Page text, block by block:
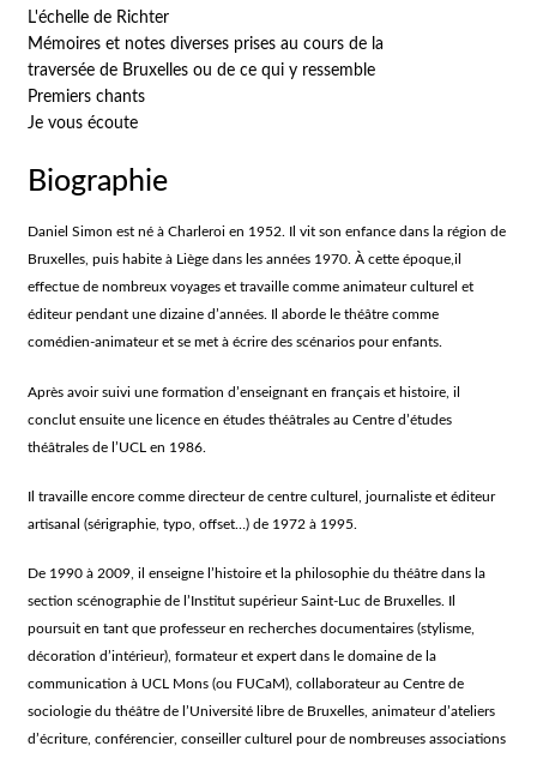
L'échelle de Richter
Mémoires et notes diverses prises au cours de la
traversée de Bruxelles ou de ce qui y ressemble
Premiers chants
Je vous écoute
Biographie
Daniel Simon est né à Charleroi en 1952. Il vit son enfance dans la région de
Bruxelles, puis habite à Liège dans les années 1970. À cette époque,il
effectue de nombreux voyages et travaille comme animateur culturel et
éditeur pendant une dizaine d’années. Il aborde le théâtre comme
comédien-animateur et se met à écrire des scénarios pour enfants.
Après avoir suivi une formation d’enseignant en français et histoire, il
conclut ensuite une licence en études théâtrales au Centre d’études
théâtrales de l’UCL en 1986.
Il travaille encore comme directeur de centre culturel, journaliste et éditeur
artisanal (sérigraphie, typo, offset…) de 1972 à 1995.
De 1990 à 2009, il enseigne l’histoire et la philosophie du théâtre dans la
section scénographie de l’Institut supérieur Saint-Luc de Bruxelles. Il
poursuit en tant que professeur en recherches documentaires (stylisme,
décoration d’intérieur), formateur et expert dans le domaine de la
communication à UCL Mons (ou FUCaM), collaborateur au Centre de
sociologie du théâtre de l’Université libre de Bruxelles, animateur d’ateliers
d’écriture, conférencier, conseiller culturel pour de nombreuses associations